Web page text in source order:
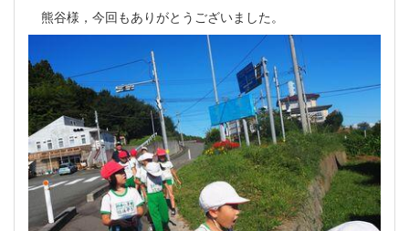
熊谷様，今回もありがとうございました。